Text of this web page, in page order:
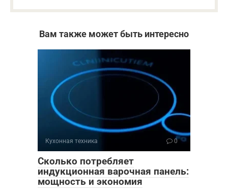
Вам также может быть интересно
Кухонная техника 0
Сколько потребляет
индукционная варочная панель:
мощность и экономия